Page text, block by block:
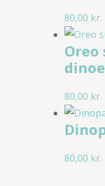
80,00 kr.
80,00 kr.
80,00 kr.